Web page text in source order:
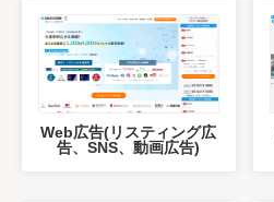
Web広告(リスティング広
告、SNS、動画広告)